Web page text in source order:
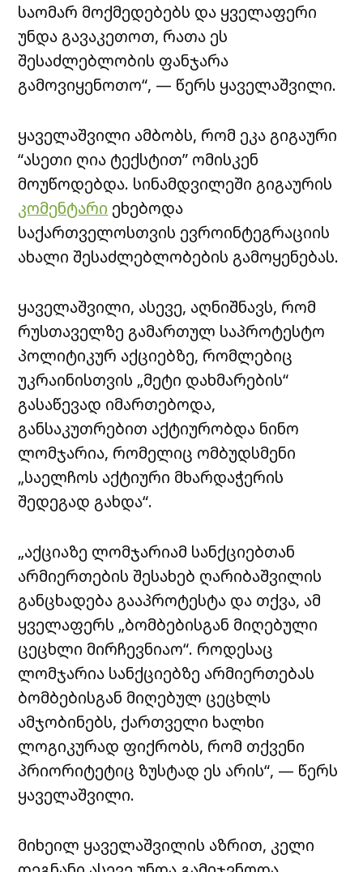
საომარ მოქმედებებს და ყველაფერი
უნდა გავაკეთოთ, რათა ეს
შესაძლებლობის ფანჯარა
გამოვიყენოთო“, — წერს ყაველაშვილი.
ყაველაშვილი ამბობს, რომ ეკა გიგაური
“ასეთი ღია ტექსტით” ომისკენ
მოუწოდებდა. სინამდვილეში გიგაურის
კომენტარი ეხებოდა
საქართველოსთვის ევროინტეგრაციის
ახალი შესაძლებლობების გამოყენებას.
ყაველაშვილი, ასევე, აღნიშნავს, რომ
რუსთაველზე გამართულ საპროტესტო
პოლიტიკურ აქციებზე, რომლებიც
უკრაინისთვის „მეტი დახმარების“
გასაწევად იმართებოდა,
განსაკუთრებით აქტიურობდა ნინო
ლომჯარია, რომელიც ომბუდსმენი
„საელჩოს აქტიური მხარდაჭერის
შედეგად გახდა“.
„აქციაზე ლომჯარიამ სანქციებთან
არმიერთების შესახებ ღარიბაშვილის
განცხადება გააპროტესტა და თქვა, ამ
ყველაფერს „ბომბებისგან მიღებული
ცეცხლი მირჩევნიაო“. როდესაც
ლომჯარია სანქციებზე არმიერთებას
ბომბებისგან მიღებულ ცეცხლს
ამჯობინებს, ქართველი ხალხი
ლოგიკურად ფიქრობს, რომ თქვენი
პრიორიტეტიც ზუსტად ეს არის“, — წერს
ყაველაშვილი.
მიხეილ ყაველაშვილის აზრით, კელი